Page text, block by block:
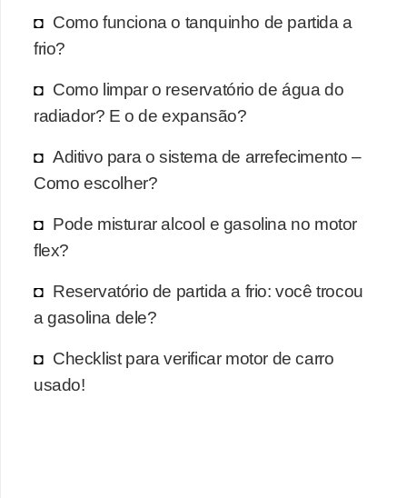
Como funciona o tanquinho de partida a
frio?
Como limpar o reservatório de água do
radiador? E o de expansão?
Aditivo para o sistema de arrefecimento –
Como escolher?
Pode misturar alcool e gasolina no motor
flex?
Reservatório de partida a frio: você trocou
a gasolina dele?
Checklist para verificar motor de carro
usado!